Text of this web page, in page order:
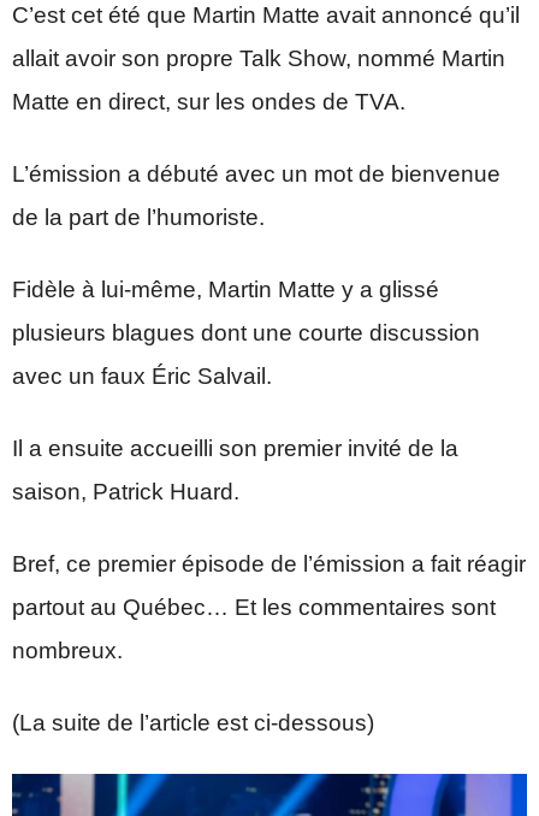
C’est cet été que Martin Matte avait annoncé qu’il
allait avoir son propre Talk Show, nommé Martin
Matte en direct, sur les ondes de TVA.
L’émission a débuté avec un mot de bienvenue
de la part de l’humoriste.
Fidèle à lui-même, Martin Matte y a glissé
plusieurs blagues dont une courte discussion
avec un faux Éric Salvail.
Il a ensuite accueilli son premier invité de la
saison, Patrick Huard.
Bref, ce premier épisode de l’émission a fait réagir
partout au Québec… Et les commentaires sont
nombreux.
(La suite de l’article est ci-dessous)